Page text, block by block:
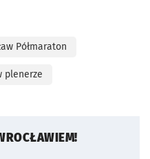
Półmaraton
plenerze